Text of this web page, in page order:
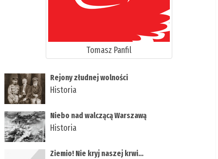
Tomasz Panfil
Rejony złudnej wolności
Historia
Niebo nad walczącą Warszawą
Historia
Ziemio! Nie kryj naszej krwi…